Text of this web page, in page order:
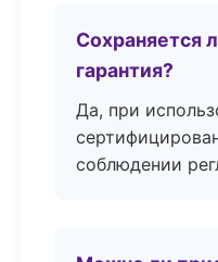
Сохраняется
гарантия?
Да, при
соблюдении